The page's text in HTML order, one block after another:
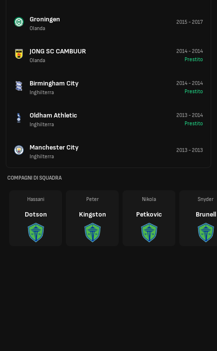
Groningen
Olanda
2015 -2017
JONG SC CAMBUUR
Olanda
2014-2014
Prestito
Birmingham City
Inghilterra
2014-2014
Prestito
Oldham Athletic
Inghilterra
2013-2014
Prestito
Manchester City
Inghilterra
2013-2013
COMPAGNI DI SQUADRA
Hassani
Dotson
Peter
Kingston
Nikola
Petkovic
Snyder
Brunell